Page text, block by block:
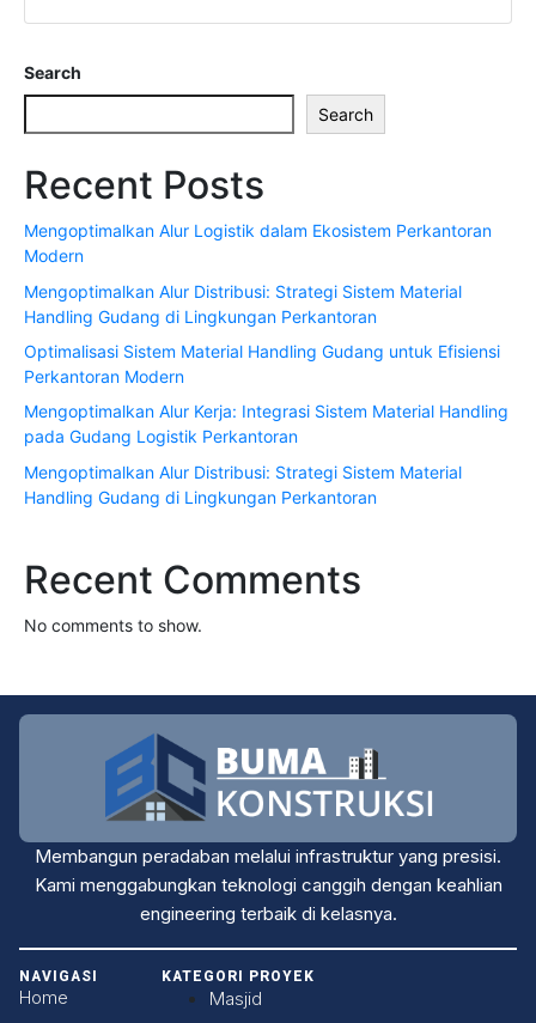
Search
Search
Recent Posts
Mengoptimalkan Alur Logistik dalam Ekosistem Perkantoran
Modern
Mengoptimalkan Alur Distribusi: Strategi Sistem Material
Handling Gudang di Lingkungan Perkantoran
Optimalisasi Sistem Material Handling Gudang untuk Efisiensi
Perkantoran Modern
Mengoptimalkan Alur Kerja: Integrasi Sistem Material Handling
pada Gudang Logistik Perkantoran
Mengoptimalkan Alur Distribusi: Strategi Sistem Material
Handling Gudang di Lingkungan Perkantoran
Recent Comments
No comments to show.
Membangun peradaban melalui infrastruktur yang presisi.
Kami menggabungkan teknologi canggih dengan keahlian
engineering terbaik di kelasnya.
NAVIGASI
Home
KATEGORI PROYEK
Masjid